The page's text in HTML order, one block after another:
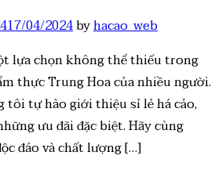
17/04/2024byhacao_web
lựa chọn không thể thiếu trong
thực Trung Hoa của nhiều người.
tôi tự hào giới thiệu sỉ lẻ há cảo,
ưu đãi đặc biệt. Hãy cùng
đáo và chất lượng […]